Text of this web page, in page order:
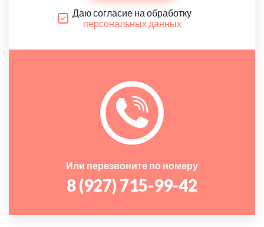
Даю согласие на обработку
персональных данных
Или перезвоните по номеру
8 (927) 715-99-42